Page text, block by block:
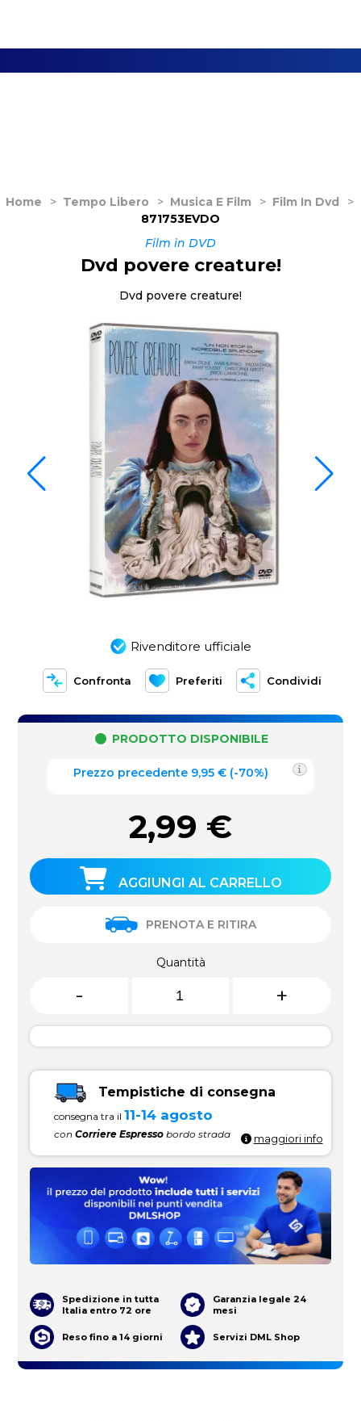
Home > Tempo Libero > Musica E Film > Film In Dvd
>
871753EVDO
Film in DVD
Rivenditore ufficiale
Confronta Preferiti Condividi
Dvd povere creature!
Dvd povere creature!
PRODOTTO DISPONIBILE
Prezzo precedente 9,95 € (-70%)
2,99 €
AGGIUNGI AL CARRELLO
PRENOTA E RITIRA
Quantità
- +
Tempistiche di consegna
consegna tra il 11-14 agosto
conCorriere Espresso bordo strada maggiori info
Spedizione in tutta
Italia entro 72 ore
Garanzia legale 24
mesi
Reso fino a 14 giorni Servizi DML Shop